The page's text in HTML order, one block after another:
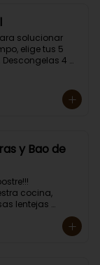
solucionar
elige tus 5
4
el ambiente.
y Bao de
cocina,
lentejas
y arroz mas el
Bao de